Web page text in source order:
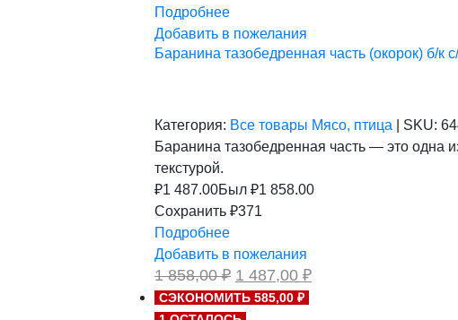
Подробнее
Добавить в пожелания
Баранина тазобедренная часть (окорок) б/к
Категория: Все товары Мясо, птица SKU:
Баранина тазобедренная часть — это одна
текстурой.
₽1 487.00Был ₽1 858.00
Сохранить ₽371
Подробнее
Добавить в пожелания
1 858,00₽ Первоначальная
цена
составляла
1 487,00 ₽Текущая
цена:
СЭКОНОМИТЬ 585,00 ₽